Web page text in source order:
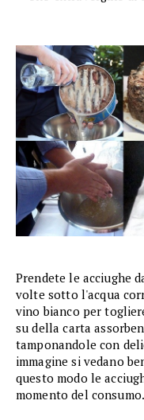
Prendete le acciughe
volte sotto l'acqua
vino bianco per
su della carta
tamponandole con
immagine si vedano
questo modo le
momento del consumo.